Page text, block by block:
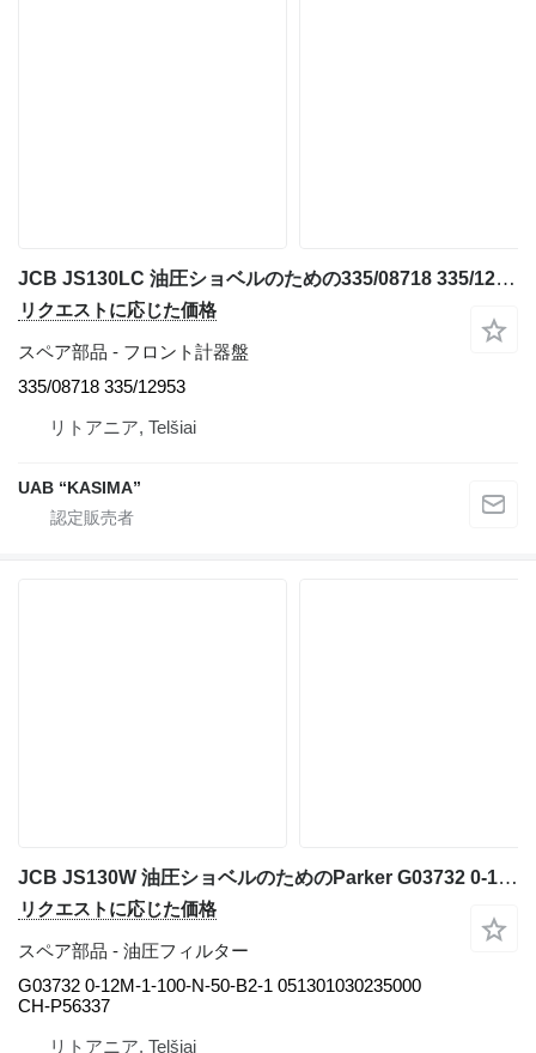
JCB JS130LC 油圧ショベルのための335/08718 335/12953 フロント計器盤
リクエストに応じた価格
スペア部品 - フロント計器盤
335/08718 335/12953
リトアニア, Telšiai
UAB “KASIMA”
JCB JS130W 油圧ショベルのためのParker G03732 0-12M-1-100-N-50-B2-1 051301030235000 CH-P56337 油圧フィルター
リクエストに応じた価格
スペア部品 - 油圧フィルター
G03732 0-12M-1-100-N-50-B2-1 051301030235000
CH-P56337
リトアニア, Telšiai